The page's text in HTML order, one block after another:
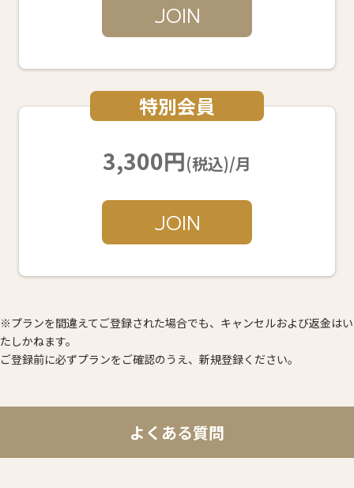
JOIN
特別会員
3,300円(税込)/月
JOIN
※プランを間違えてご登録された場合でも、キャンセルおよび返金はい
たしかねます。
ご登録前に必ずプランをご確認のうえ、新規登録ください。
よくある質問